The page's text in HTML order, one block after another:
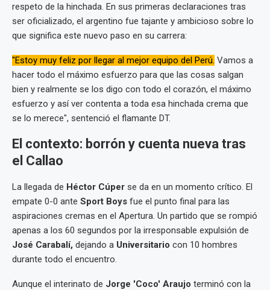
respeto de la hinchada. En sus primeras declaraciones tras
ser oficializado, el argentino fue tajante y ambicioso sobre lo
que significa este nuevo paso en su carrera:
"Estoy muy feliz por llegar al mejor equipo del Perú. Vamos a
hacer todo el máximo esfuerzo para que las cosas salgan
bien y realmente se los digo con todo el corazón, el máximo
esfuerzo y así ver contenta a toda esa hinchada crema que
se lo merece", sentenció el flamante DT.
El contexto: borrón y cuenta nueva tras
el Callao
La llegada de Héctor Cúper se da en un momento crítico. El
empate 0-0 ante Sport Boys fue el punto final para las
aspiraciones cremas en el Apertura. Un partido que se rompió
apenas a los 60 segundos por la irresponsable expulsión de
José Carabalí, dejando a Universitario con 10 hombres
durante todo el encuentro.
Aunque el interinato de Jorge 'Coco' Araujo terminó con la